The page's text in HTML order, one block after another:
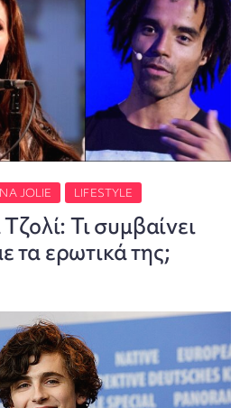
JOLIE LIFESTYLE
Τι συμβαίνει
τα ερωτικά της;